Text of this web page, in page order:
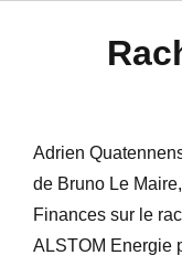
Adrien
de Bruno Le
Finances sur le
ALSTOM Energie